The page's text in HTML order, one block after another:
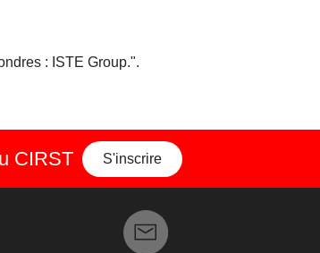
: ISTE Group.".
CIRST S'inscrire